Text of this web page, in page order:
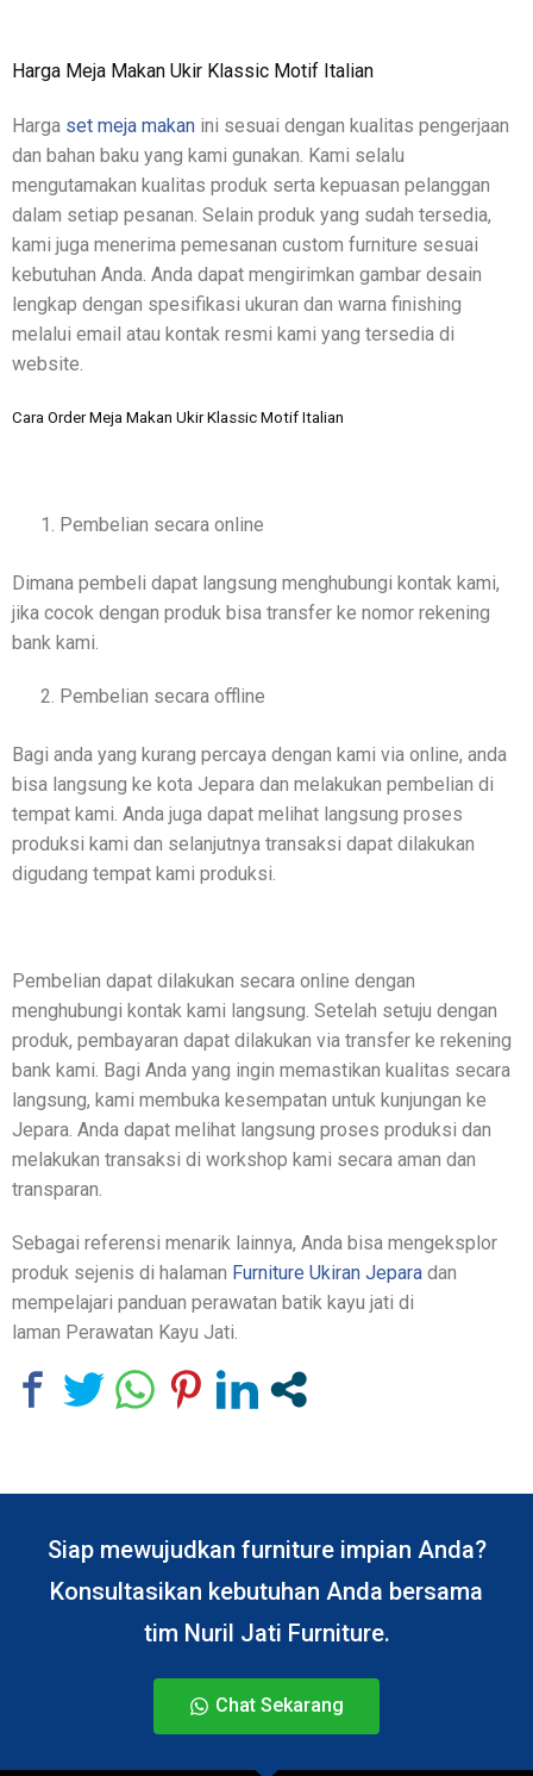
Harga Meja Makan Ukir Klassic Motif Italian
Harga set meja makan ini sesuai dengan kualitas pengerjaan
dan bahan baku yang kami gunakan. Kami selalu
mengutamakan kualitas produk serta kepuasan pelanggan
dalam setiap pesanan. Selain produk yang sudah tersedia,
kami juga menerima pemesanan custom furniture sesuai
kebutuhan Anda. Anda dapat mengirimkan gambar desain
lengkap dengan spesifikasi ukuran dan warna finishing
melalui email atau kontak resmi kami yang tersedia di
website.
Cara Order Meja Makan Ukir Klassic Motif Italian
Pembelian secara online
Dimana pembeli dapat langsung menghubungi kontak kami,
jika cocok dengan produk bisa transfer ke nomor rekening
bank kami.
Pembelian secara offline
Bagi anda yang kurang percaya dengan kami via online, anda
bisa langsung ke kota Jepara dan melakukan pembelian di
tempat kami. Anda juga dapat melihat langsung proses
produksi kami dan selanjutnya transaksi dapat dilakukan
digudang tempat kami produksi.
Pembelian dapat dilakukan secara online dengan
menghubungi kontak kami langsung. Setelah setuju dengan
produk, pembayaran dapat dilakukan via transfer ke rekening
bank kami. Bagi Anda yang ingin memastikan kualitas secara
langsung, kami membuka kesempatan untuk kunjungan ke
Jepara. Anda dapat melihat langsung proses produksi dan
melakukan transaksi di workshop kami secara aman dan
transparan.
Sebagai referensi menarik lainnya, Anda bisa mengeksplor
produk sejenis di halaman Furniture Ukiran Jepara dan
mempelajari panduan perawatan batik kayu jati di
laman Perawatan Kayu Jati.
Siap mewujudkan furniture impian Anda?
Konsultasikan kebutuhan Anda bersama
tim Nuril Jati Furniture.
Chat Sekarang